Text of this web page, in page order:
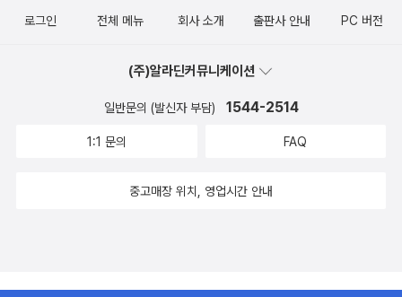
는다.2편 얼른 와랏!
완독하고 요란하죠?), 원서 읽기에 자신감이 똭 붙어버려(한 권 완독
에서 대출해 쌓아두고, 종이책 구매해서 계속 쌓아두면서, 아아, 원서
속속 도착하고 있고, 아직 도착하지 않은 책들도 있으니. 흑흑. 얘들
아, 나 이제 원서 막 배송된다... 그리고 이 책을 시작했다... 나, 이대로
레마에 쌓아두고, 종이책 쌓아두고, 도서관에서 대출한 책 쌓아두고,
적도 없었는데...........................아, 그건 그렇고.어제 퇴근 길에는 심
고 있다. 신간 훑어보는 것도 아닌데 어째서 장바구니에 살 책들을 쌓
페미니즘》이라니, 제목이 너무 약해서, 만약 내가 이 책의 제목만 보
았다면 내 관심을 끌지 않았을 것이다. 그런데 이 책의 저자를 보라,
분 펼치기 ▼ 학문과 현장을 넘나들며 활동해온 페미니스트 역사학
과에서 석사학위를 받은 뒤, 독일 보훔대학교에서 독일노동사로 박사
로그인 전체 메뉴 회사 소개 출판사 안내 PC 버전
(주)알라딘커뮤니케이션
일반문의 (발신자 부담) 1544-2514
1:1 문의 FAQ
중고매장 위치, 영업시간 안내